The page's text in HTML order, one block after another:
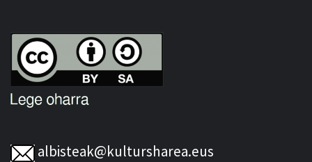
albisteak@kultursharea.eus